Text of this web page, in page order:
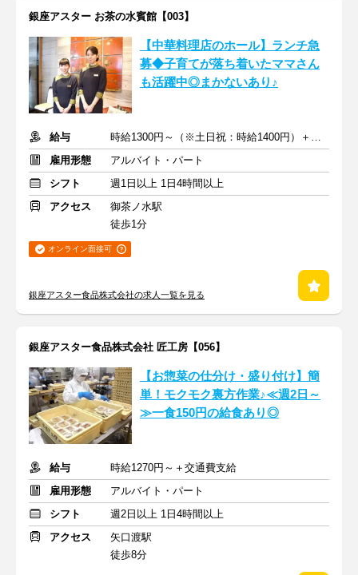
銀座アスター お茶の水賓館【003】
【中華料理店のホール】ランチ急
募◆子育てが落ち着いたママさん
も活躍中◎まかないあり♪
給与
時給1300円～（※土日祝：時給1400円）＋交通費支給
雇用形態
アルバイト・パート
シフト
週1日以上 1日4時間以上
アクセス
御茶ノ水駅
徒歩1分
オンライン面接可
銀座アスター食品株式会社の求人一覧を見る
銀座アスター食品株式会社 匠工房【056】
【お惣菜の仕分け・盛り付け】簡
単！モクモク裏方作業♪≪週2日～
≫一食150円の給食あり◎
給与
時給1270円～＋交通費支給
雇用形態
アルバイト・パート
シフト
週2日以上 1日4時間以上
アクセス
矢口渡駅
徒歩8分